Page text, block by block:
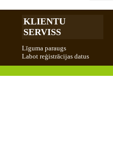
KLIENTU
SERVISS
Līguma paraugs
Labot reģistrācijas datus